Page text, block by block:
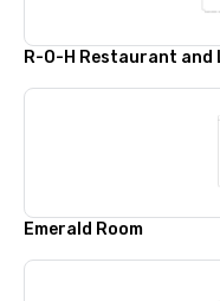
R-O-H Restaurant and
Emerald Room